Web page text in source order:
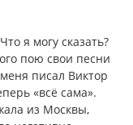
я могу сказать?
пою свои песни
писал Виктор
«всё сама».
из Москвы,